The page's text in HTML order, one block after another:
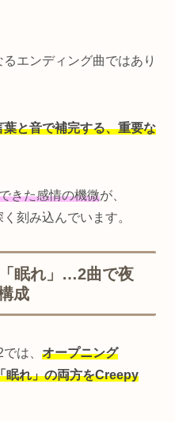
エンディング曲ではあり
と音で補完する、重要な
きた感情の機微が、
刻み込んでいます。
眠れ」…2曲で夜
成
は、 オープニング
眠れ」の両方をCreepy